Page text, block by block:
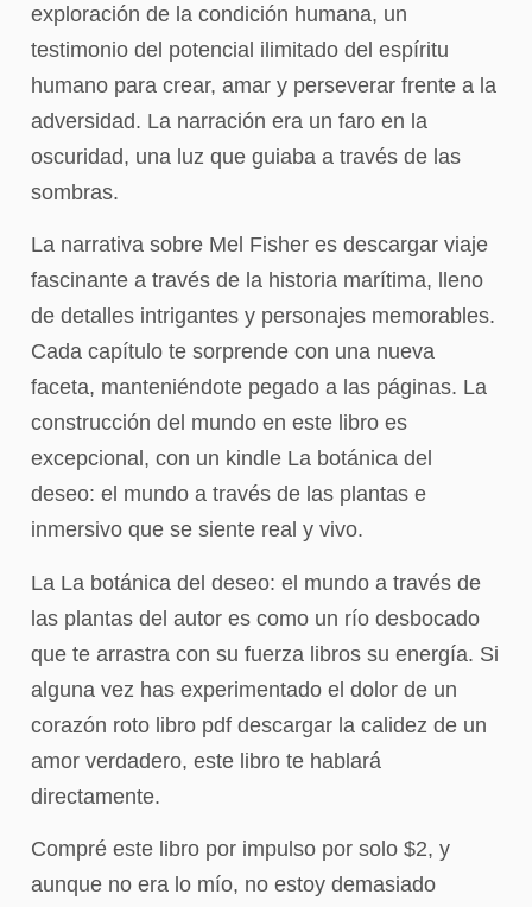
exploración de la condición humana, un
testimonio del potencial ilimitado del espíritu
humano para crear, amar y perseverar frente a la
adversidad. La narración era un faro en la
oscuridad, una luz que guiaba a través de las
sombras.
La narrativa sobre Mel Fisher es descargar viaje
fascinante a través de la historia marítima, lleno
de detalles intrigantes y personajes memorables.
Cada capítulo te sorprende con una nueva
faceta, manteniéndote pegado a las páginas. La
construcción del mundo en este libro es
excepcional, con un kindle La botánica del
deseo: el mundo a través de las plantas e
inmersivo que se siente real y vivo.
La La botánica del deseo: el mundo a través de
las plantas del autor es como un río desbocado
que te arrastra con su fuerza libros su energía. Si
alguna vez has experimentado el dolor de un
corazón roto libro pdf descargar la calidez de un
amor verdadero, este libro te hablará
directamente.
Compré este libro por impulso por solo $2, y
aunque no era lo mío, no estoy demasiado